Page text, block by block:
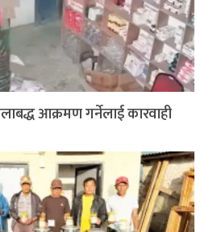
आक्रमण गर्नेलाई कारवाही